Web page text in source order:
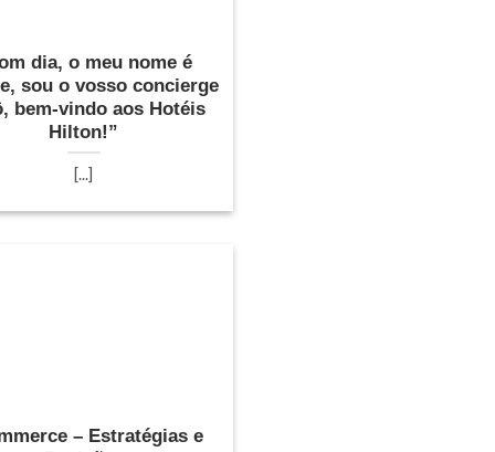
dia, o meu nome é
sou o vosso concierge
bem-vindo aos Hotéis
Hilton!”
[...]
– Estratégias e